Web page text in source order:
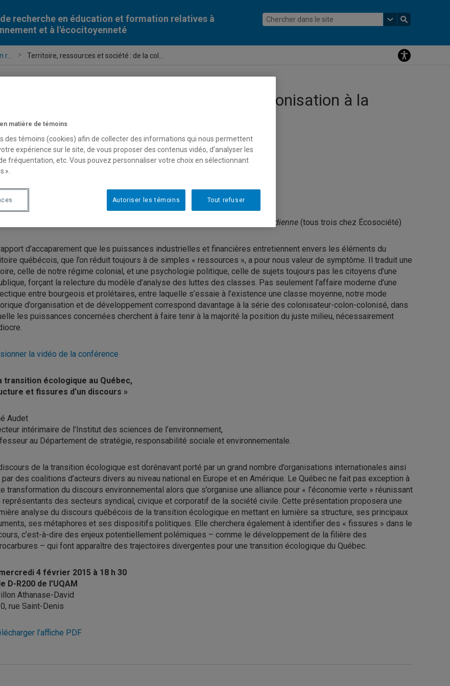
recherche en éducation et formation relatives à
et à l'écocitoyenneté
Territoire, ressources et société : de la col...
ressources et société : de la colonisation à la
| Le mercredi 4 février 2015
Conférence publique—Entrée Libre
Deneault
Paradis fiscaux: La filière canadienne (tous trois chez Écosociété)
d’accaparement que les puissances industrielles et financières entretiennent envers les éléments du
québécois, que l’on réduit toujours à de simples « ressources », a pour nous valeur de symptôme. Il traduit une
celle de notre régime colonial, et une psychologie politique, celle de sujets toujours pas les citoyens d’une
forçant la relecture du modèle d’analyse des luttes des classes. Pas seulement l’affaire moderne d’une
entre bourgeois et prolétaires, entre laquelle s’essaie à l’existence une classe moyenne, notre mode
d’organisation et de développement correspond davantage à la série des colonisateur-colon-colonisé, dans
les puissances concernées cherchent à faire tenir à la majorité la position du juste milieu, nécessairement
la vidéo de la conférence
transition écologique au Québec,
et fissures d’un discours »
Audet
intérimaire de l’Institut des sciences de l’environnement,
au Département de stratégie, responsabilité sociale et environnementale.
de la transition écologique est dorénavant porté par un grand nombre d’organisations internationales ainsi
par des coalitions d’acteurs divers au niveau national en Europe et en Amérique. Le Québec ne fait pas exception à
transformation du discours environnemental alors que s’organise une alliance pour « l’économie verte » réunissant
représentants des secteurs syndical, civique et corporatif de la société civile. Cette présentation proposera une
analyse du discours québécois de la transition écologique en mettant en lumière sa structure, ses principaux
ses métaphores et ses dispositifs politiques. Elle cherchera également à identifier des « fissures » dans le
c’est-à-dire des enjeux potentiellement polémiques – comme le développement de la filière des
– qui font apparaître des trajectoires divergentes pour une transition écologique du Québec.
4 février 2015 à 18 h 30
D-R200 de l’UQAM
Athanase-David
rue Saint-Denis
l’affiche PDF
matière de témoins
des témoins (cookies) afin de collecter des informations qui nous permettent
expérience sur le site, de vous proposer des contenus vidéo, d’analyser les
fréquentation, etc. Vous pouvez personnaliser votre choix en sélectionnant
».
Tout refuser
Autoriser les témoins